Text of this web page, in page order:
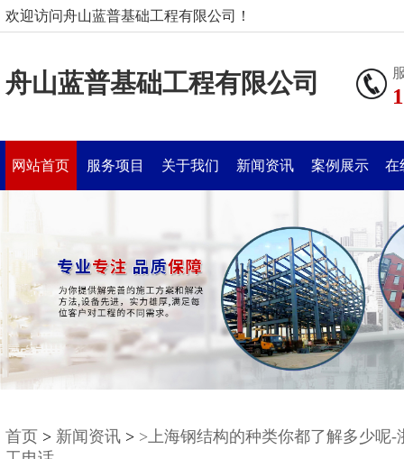
欢迎访问舟山蓝普基础工程有限公司！
舟山蓝普基础工程有限公司
网站首页 服务项目 关于我们 新闻资讯 案例展示 在
首页 > 新闻资讯 > >上海钢结构的种类你都了解多少呢-